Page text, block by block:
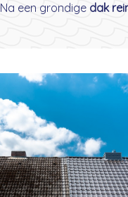
Na een grondige dak